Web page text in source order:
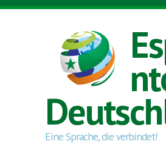
Direkt zum Inhalt
Eine Sprache, die verbindet!